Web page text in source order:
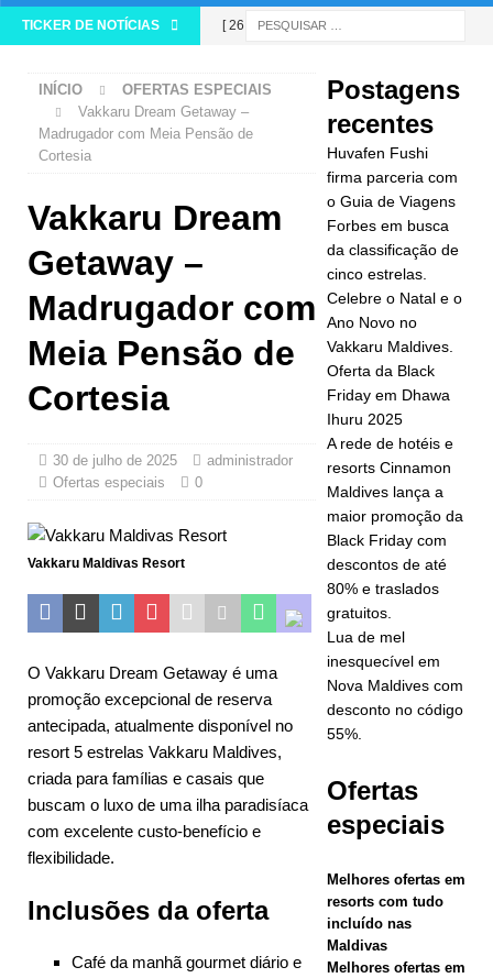
TICKER DE NOTÍCIAS [ 26 de
Huvafen
parceria com
Forbes em
busca da
[ 24 de
2025 ]
Celebre o
Natal e o
Ano Novo no
HOTÉIS E
RESORTS 5
INÍCIO
OFERTAS ESPECIAIS
Vakkaru Dream Getaway –
Madrugador com Meia Pensão de
Cortesia
Vakkaru Dream
Getaway –
Madrugador com
Meia Pensão de
Cortesia
30 de julho de 2025
administrador
Ofertas especiais
0
Vakkaru Maldivas Resort
O Vakkaru Dream Getaway é uma
promoção excepcional de reserva
antecipada, atualmente disponível no
resort 5 estrelas Vakkaru Maldives,
criada para famílias e casais que
buscam o luxo de uma ilha paradisíaca
com excelente custo-benefício e
flexibilidade.
Inclusões da oferta
Café da manhã gourmet diário e
Postagens
recentes
Huvafen Fushi
firma parceria com
o Guia de Viagens
Forbes em busca
da classificação de
cinco estrelas.
Celebre o Natal e o
Ano Novo no
Vakkaru Maldives.
Oferta da Black
Friday em Dhawa
Ihuru 2025
A rede de hotéis e
resorts Cinnamon
Maldives lança a
maior promoção da
Black Friday com
descontos de até
80% e traslados
gratuitos.
Lua de mel
inesquecível em
Nova Maldives com
desconto no código
55%.
Ofertas
especiais
Melhores ofertas em
resorts com tudo
incluído nas
Maldivas
Melhores ofertas em